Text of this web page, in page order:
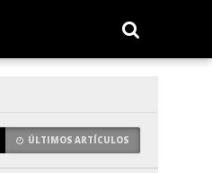
ÚLTIMOS ARTÍCULOS